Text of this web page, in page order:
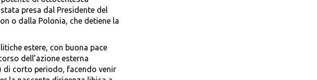
presa dal Presidente del
o dalla Polonia, che detiene la
estere, con buona pace
dell’azione esterna
di corto periodo, facendo venir